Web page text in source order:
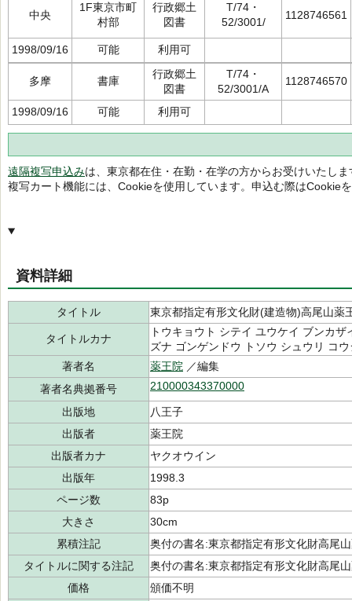
中央
1F東京市町
村部
行政郷土
図書
T/74・
52/3001/
1128746561
1998/09/16 可能 利用可
多摩 書庫
行政郷土
図書
T/74・
52/3001/A
1128746570
1998/09/16 可能 利用可
遠隔複写申込みは、東京都在住・在勤・在学の方からお受けいたしま
複写カート機能には、Cookieを使用しています。申込む際はCookie
資料詳細
タイトル 東京都指定有形文化財(建造物)高尾山薬
タイトルカナ
トウキョウト シテイ ユウケイ ブンカ
ズナ ゴンゲンドウ トソウ シュウリ コ
著者名
薬王院 ／編集
著者名典拠番号
210000343370000
出版地
八王子
出版者
薬王院
出版者カナ
ヤクオウイン
出版年
1998.3
ページ数
83p
大きさ
30cm
累積注記
奥付の書名:東京都指定有形文化財高尾
タイトルに関する注記
奥付の書名:東京都指定有形文化財高尾
価格
頒価不明